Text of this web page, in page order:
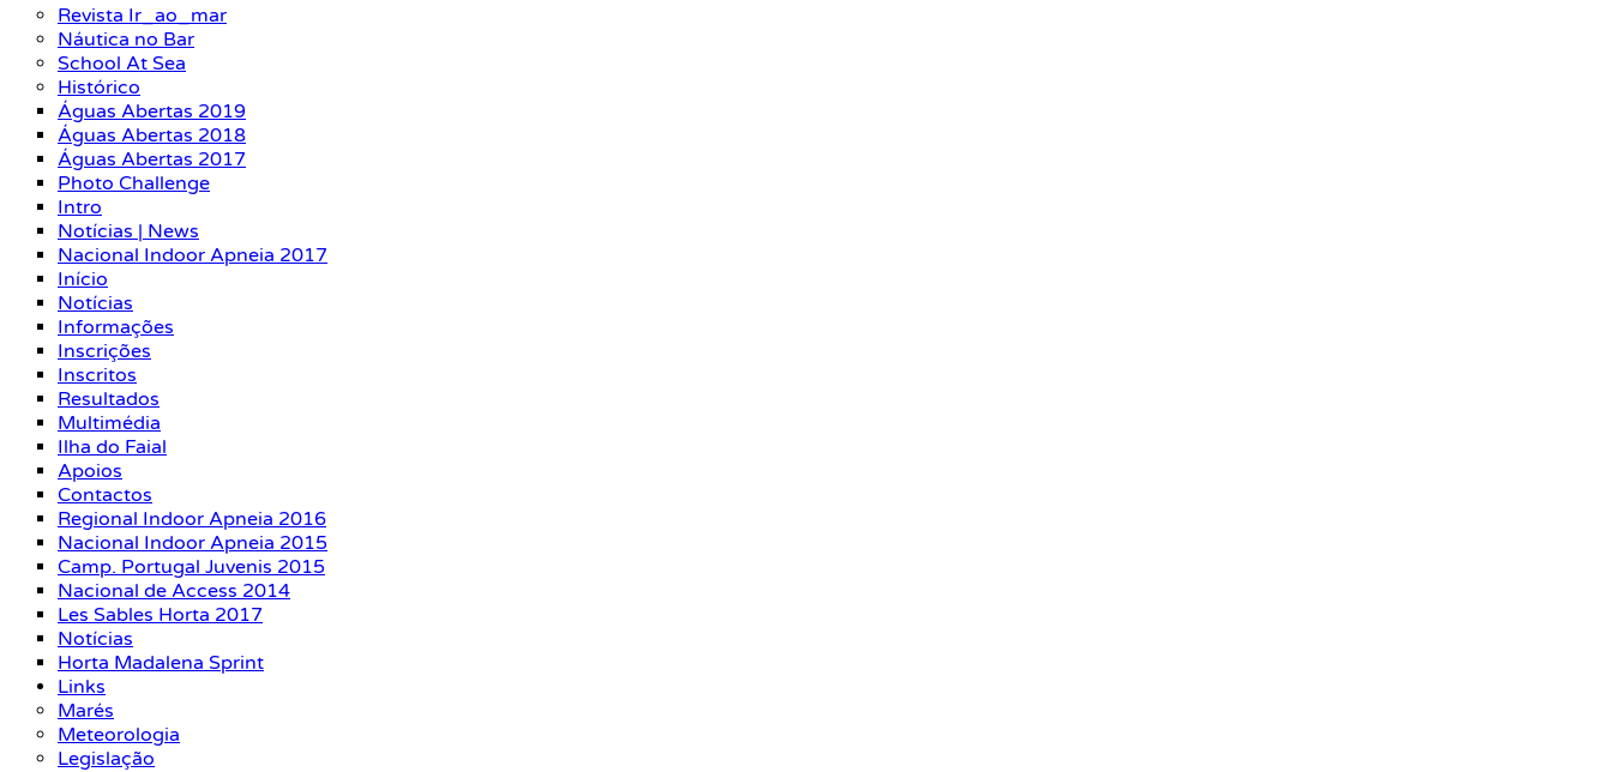
Revista Ir_ao_mar
Náutica no Bar
School At Sea
Histórico
Águas Abertas 2019
Águas Abertas 2018
Águas Abertas 2017
Photo Challenge
Intro
Notícias | News
Nacional Indoor Apneia 2017
Início
Notícias
Informações
Inscrições
Inscritos
Resultados
Multimédia
Ilha do Faial
Apoios
Contactos
Regional Indoor Apneia 2016
Nacional Indoor Apneia 2015
Camp. Portugal Juvenis 2015
Nacional de Access 2014
Les Sables Horta 2017
Notícias
Horta Madalena Sprint
Links
Marés
Meteorologia
Legislação